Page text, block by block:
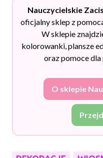
Nauczycielskie
oficjalny sklep z
W sklepie
kolorowanki, plansze
oraz pomoce dla
O sklepie